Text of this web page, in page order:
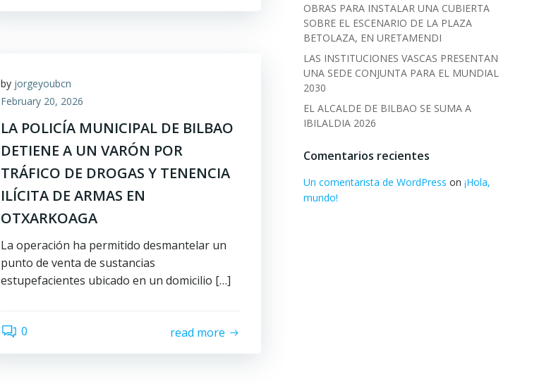
by jorgeyoubcn
February 20, 2026
LA POLICÍA MUNICIPAL DE BILBAO
DETIENE A UN VARÓN POR
TRÁFICO DE DROGAS Y TENENCIA
ILÍCITA DE ARMAS EN
OTXARKOAGA
La operación ha permitido desmantelar un
punto de venta de sustancias
estupefacientes ubicado en un domicilio […]
0 read more
OBRAS PARA INSTALAR UNA CUBIERTA
SOBRE EL ESCENARIO DE LA PLAZA
BETOLAZA, EN URETAMENDI
LAS INSTITUCIONES VASCAS PRESENTAN
UNA SEDE CONJUNTA PARA EL MUNDIAL
2030
EL ALCALDE DE BILBAO SE SUMA A
IBILALDIA 2026
Comentarios recientes
Un comentarista de WordPress on ¡Hola,
mundo!